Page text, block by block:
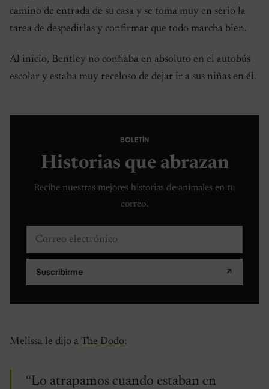
camino de entrada de su casa y se toma muy en serio la
tarea de despedirlas y confirmar que todo marcha bien.
Al inicio, Bentley no confiaba en absoluto en el autobús
escolar y estaba muy receloso de dejar ir a sus niñas en él.
BOLETÍN
Historias que abrazan
Recibe nuestras mejores historias de animales en tu
correo.
Correo electrónico
Suscribirme ↗
Melissa le dijo a The Dodo:
“Lo atrapamos cuando estaban en